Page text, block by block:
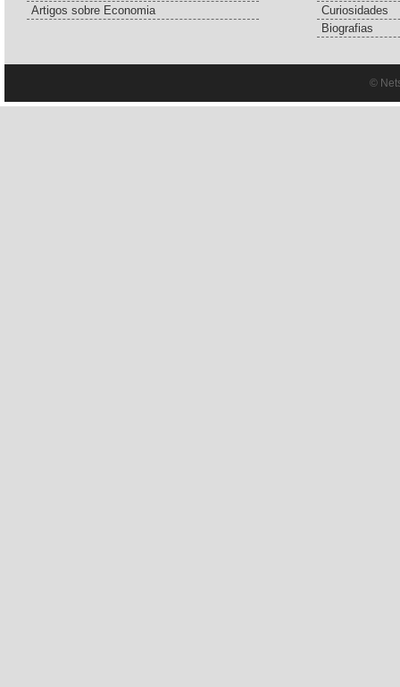
Artigos sobre Economia
Curiosidades
Biografias
©